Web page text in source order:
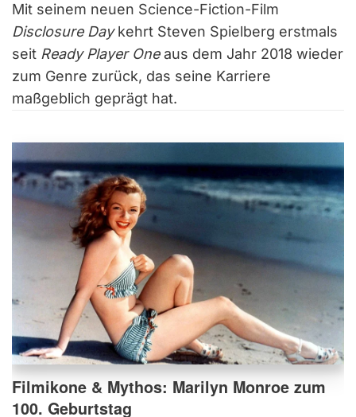
Mit seinem neuen Science-Fiction-Film
Disclosure Daykehrt Steven Spielberg erstmals
seit Ready Player Oneaus dem Jahr 2018 wieder
zum Genre zurück, das seine Karriere
maßgeblich geprägt hat.
Filmikone & Mythos: Marilyn Monroe zum
100. Geburtstag